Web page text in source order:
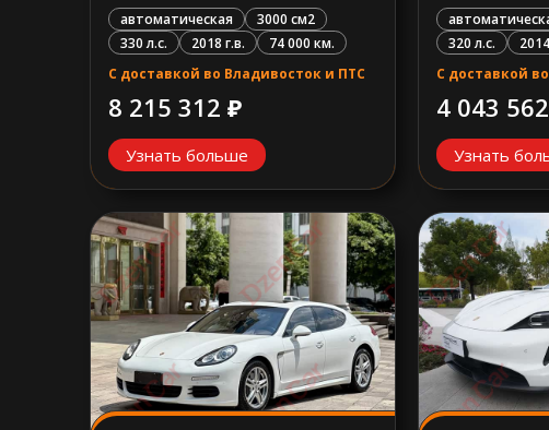
автоматическая
3000 см2
330 л.с.
2018 г.в.
74 000 км.
С доставкой во Владивосток и ПТС
8 215 312 ₽
Узнать больше
320 л.с.
С доставкой
4 043
Узнать